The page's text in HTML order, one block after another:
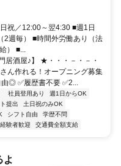
祝／12:00～翌4:30 ■週1日
2週毎） ■時間外労働あり（法
） ■...
居酒屋♪】 ★・・・－・－・
ん作れる！オープニング募集
◎ ✅履歴書不要 ✅2...
社員登用あり
週1日からOK
提出
土日祝のみOK
シフト自由
学歴不問
験者歓迎 交通費全額支給
よ